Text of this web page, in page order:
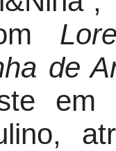
de
em